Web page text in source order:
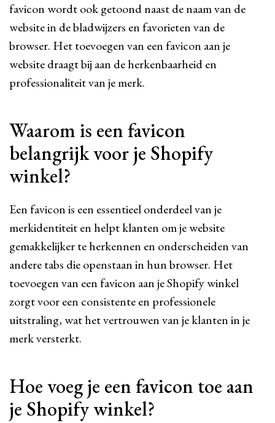
favicon wordt ook getoond naast de naam van de
website in de bladwijzers en favorieten van de
browser. Het toevoegen van een favicon aan je
website draagt bij aan de herkenbaarheid en
professionaliteit van je merk.
Waarom is een favicon
belangrijk voor je Shopify
winkel?
Een favicon is een essentieel onderdeel van je
merkidentiteit en helpt klanten om je website
gemakkelijker te herkennen en onderscheiden van
andere tabs die openstaan in hun browser. Het
toevoegen van een favicon aan je Shopify winkel
zorgt voor een consistente en professionele
uitstraling, wat het vertrouwen van je klanten in je
merk versterkt.
Hoe voeg je een favicon toe aan
je Shopify winkel?